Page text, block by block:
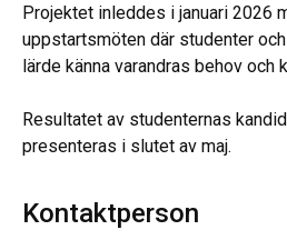
Projektet inleddes i januari 2026
uppstartsmöten där studenter
lärde känna varandras behov och
Resultatet av studenternas
presenteras i slutet av maj.
Kontaktperson